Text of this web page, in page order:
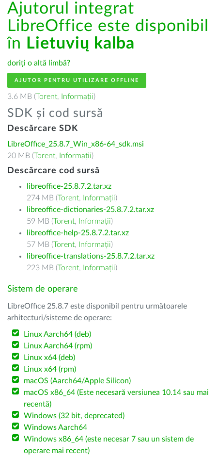
Ajutorul integrat
LibreOffice este disponibil
în Lietuvių kalba
doriți o altă limbă?
AJUTOR PENTRU UTILIZARE OFFLINE
3.6 MB (Torent, Informații)
SDK și cod sursă
Descărcare SDK
LibreOffice_25.8.7_Win_x86-64_sdk.msi
20 MB (Torent, Informații)
Descărcare cod sursă
libreoffice-25.8.7.2.tar.xz
274 MB (Torent, Informații)
libreoffice-dictionaries-25.8.7.2.tar.xz
59 MB (Torent, Informații)
libreoffice-help-25.8.7.2.tar.xz
57 MB (Torent, Informații)
libreoffice-translations-25.8.7.2.tar.xz
223 MB (Torent, Informații)
Sistem de operare
LibreOffice 25.8.7 este disponibil pentru următoarele
arhitecturi/sisteme de operare:
Linux Aarch64 (deb)
Linux Aarch64 (rpm)
Linux x64 (deb)
Linux x64 (rpm)
macOS (Aarch64/Apple Silicon)
macOS x86_64 (Este necesară versiunea 10.14 sau mai
recentă)
Windows (32 bit, deprecated)
Windows Aarch64
Windows x86_64 (este necesar 7 sau un sistem de
operare mai recent)